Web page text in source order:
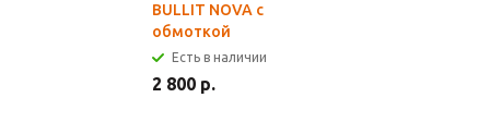
BULLIT NOVA с
обмоткой
Есть в наличии
2 800 р.